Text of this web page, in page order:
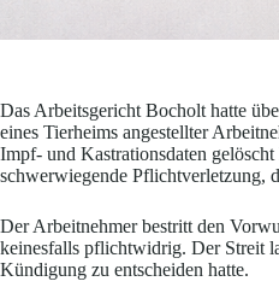
Das Arbeitsgericht Bocholt hatte
eines Tierheims angestellter
Impf- und Kastrationsdaten
schwerwiegende Pflichtverletzung,
Der Arbeitnehmer bestritt den
keinesfalls pflichtwidrig. Der Streit
Kündigung zu entscheiden hatte.